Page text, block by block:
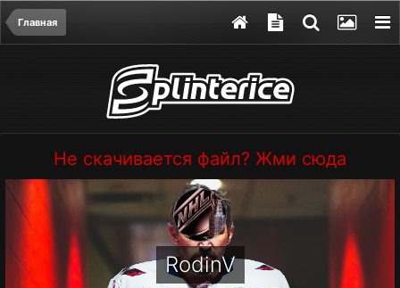
Главная
Не скачивается файл? Жми сюда
RodinV